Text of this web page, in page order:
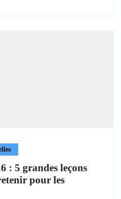
: 5 grandes leçons
pour les